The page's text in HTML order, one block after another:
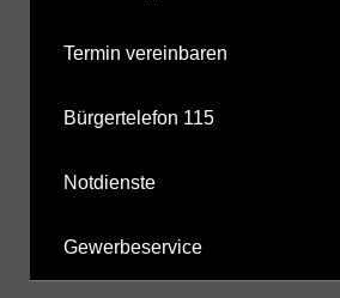
Termin vereinbaren
Bürgertelefon 115
Notdienste
Gewerbeservice